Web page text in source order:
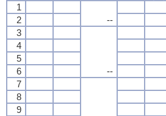
1
--
2
3
--
4
5
6
7
8
9